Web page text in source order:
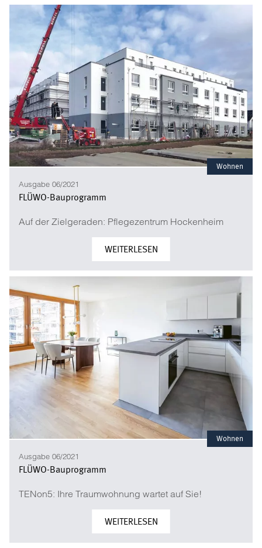
Wohnen
Ausgabe 06/2021
FLÜWO-Bauprogramm
Auf der Zielgeraden: Pflegezentrum Hockenheim
WEITERLESEN
Wohnen
Ausgabe 06/2021
FLÜWO-Bauprogramm
TENon5: Ihre Traumwohnung wartet auf Sie!
WEITERLESEN